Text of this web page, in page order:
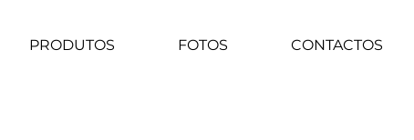
PRODUTOS FOTOS CONTACTOS